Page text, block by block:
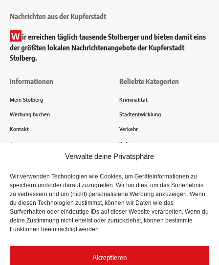
Verwalte deine Privatsphäre
Wir verwenden Technologien wie Cookies, um Geräteinformationen zu
speichern und/oder darauf zuzugreifen. Wir tun dies, um das Surferlebnis
zu verbessern und um (nicht) personalisierte Werbung anzuzeigen. Wenn
du diesen Technologien zustimmst, können wir Daten wie das
Surfverhalten oder eindeutige IDs auf dieser Website verarbeiten. Wenn du
deine Zustimmung nicht erteilst oder zurückziehst, können bestimmte
Funktionen beeinträchtigt werden.
Akzeptieren
Nachrichten aus der Kupferstadt
W ir erreichen täglich tausende Stolberger und bieten damit eins
der größten lokalen Nachrichtenangebote der Kupferstadt
Stolberg.
Informationen
Mein Stolberg
Werbung buchen
Kontakt
Transparenz
Beliebte Kategorien
Kriminalität
Stadtentwicklung
Verkehr
Kultur
Tausende Stolberger sind bereits dabei! Du sendest uns
Informationen, Bilder und Erlebnisse aus der Kupferstadt – Wir
recherchieren, sammeln Informationen und berichten!